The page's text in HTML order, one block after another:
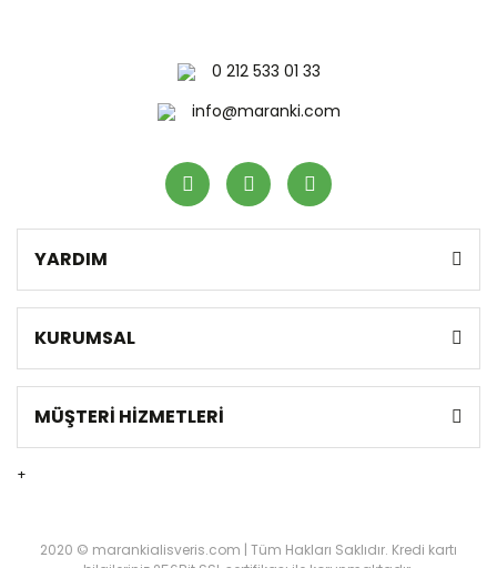
0 212 533 01 33
info@maranki.com
YARDIM
KURUMSAL
MÜŞTERİ HİZMETLERİ
+
2020 © marankialisveris.com | Tüm Hakları Saklıdır. Kredi kartı